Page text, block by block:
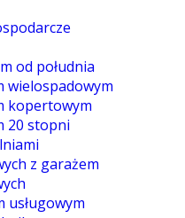
od południa
wielospadowym
kopertowym
20 stopni
z garażem
usługowym